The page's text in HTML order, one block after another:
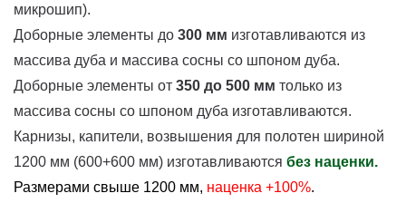
микрошип).
Доборные элементы до 300 мм изготавливаются из
массива дуба и массива сосны со шпоном дуба.
Доборные элементы от 350 до 500 мм только из
массива сосны со шпоном дуба изготавливаются.
Карнизы, капители, возвышения для полотен шириной
1200 мм (600+600 мм) изготавливаются без наценки.
Размерами свыше 1200 мм, наценка +100%.